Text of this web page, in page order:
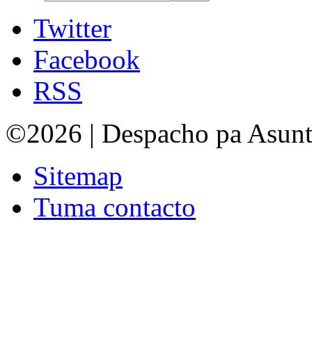
Twitter
Facebook
RSS
©2026 | Despacho pa
Sitemap
Tuma contacto